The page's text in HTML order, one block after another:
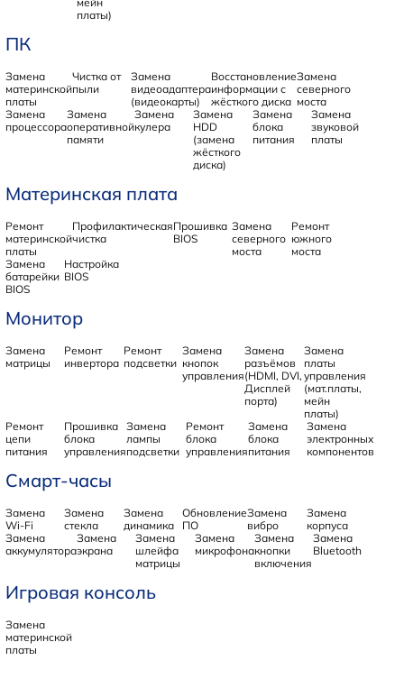
платы)
ПК
Замена
материнской
платы
Чистка от
пыли
Замена
видеоадаптера
(видеокарты)
Восстановление
информации с
жёсткого диска
Замена
северного
моста
Замена
процессора
Замена
оперативной
памяти
Замена
кулера
Замена
HDD
(замена
жёсткого
диска)
Замена
блока
питания
Замена
звуковой
платы
Материнская плата
Ремонт
материнской
платы
Профилактическая
чистка
Прошивка
BIOS
Замена
северного
моста
Ремонт
южного
моста
Замена
батарейки
BIOS
Настройка
BIOS
Монитор
Замена
матрицы
Ремонт
инвертора
Ремонт
подсветки
Замена
кнопок
управления
Замена
разъёмов
(HDMI, DVI,
Дисплей
порта)
Замена
платы
управления
(мат.платы,
мейн
платы)
Ремонт
цепи
питания
Прошивка
блока
управления
Замена
лампы
подсветки
Ремонт
блока
управления
Замена
блока
питания
Замена
электронных
компонентов
Смарт-часы
Замена
Wi-Fi
Замена
стекла
Замена
динамика
Обновление
ПО
Замена
вибро
Замена
корпуса
Замена
аккумулятора
Замена
экрана
Замена
шлейфа
матрицы
Замена
микрофона
Замена
кнопки
включения
Замена
Bluetooth
Игровая консоль
Замена
материнской
платы